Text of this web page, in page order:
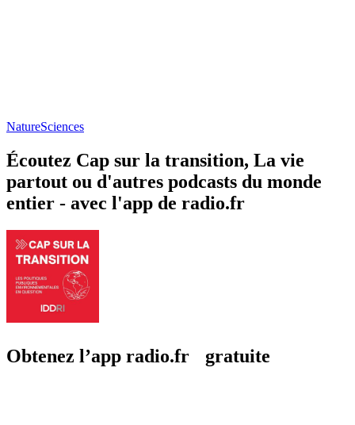
NatureSciences
Écoutez Cap sur la transition, La vie
partout ou d'autres podcasts du monde
entier - avec l'app de radio.fr
Obtenez l’app radio.fr gratuite